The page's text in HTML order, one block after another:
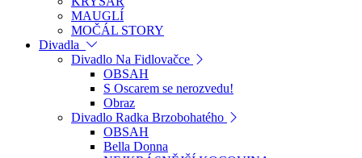
MAUGLÍ
MOČÁL STORY
Divadla
Divadlo Na Fidlovačce
OBSAH
S Oscarem se nerozvedu!
Obraz
Divadlo Radka Brzobohatého
OBSAH
Bella Donna